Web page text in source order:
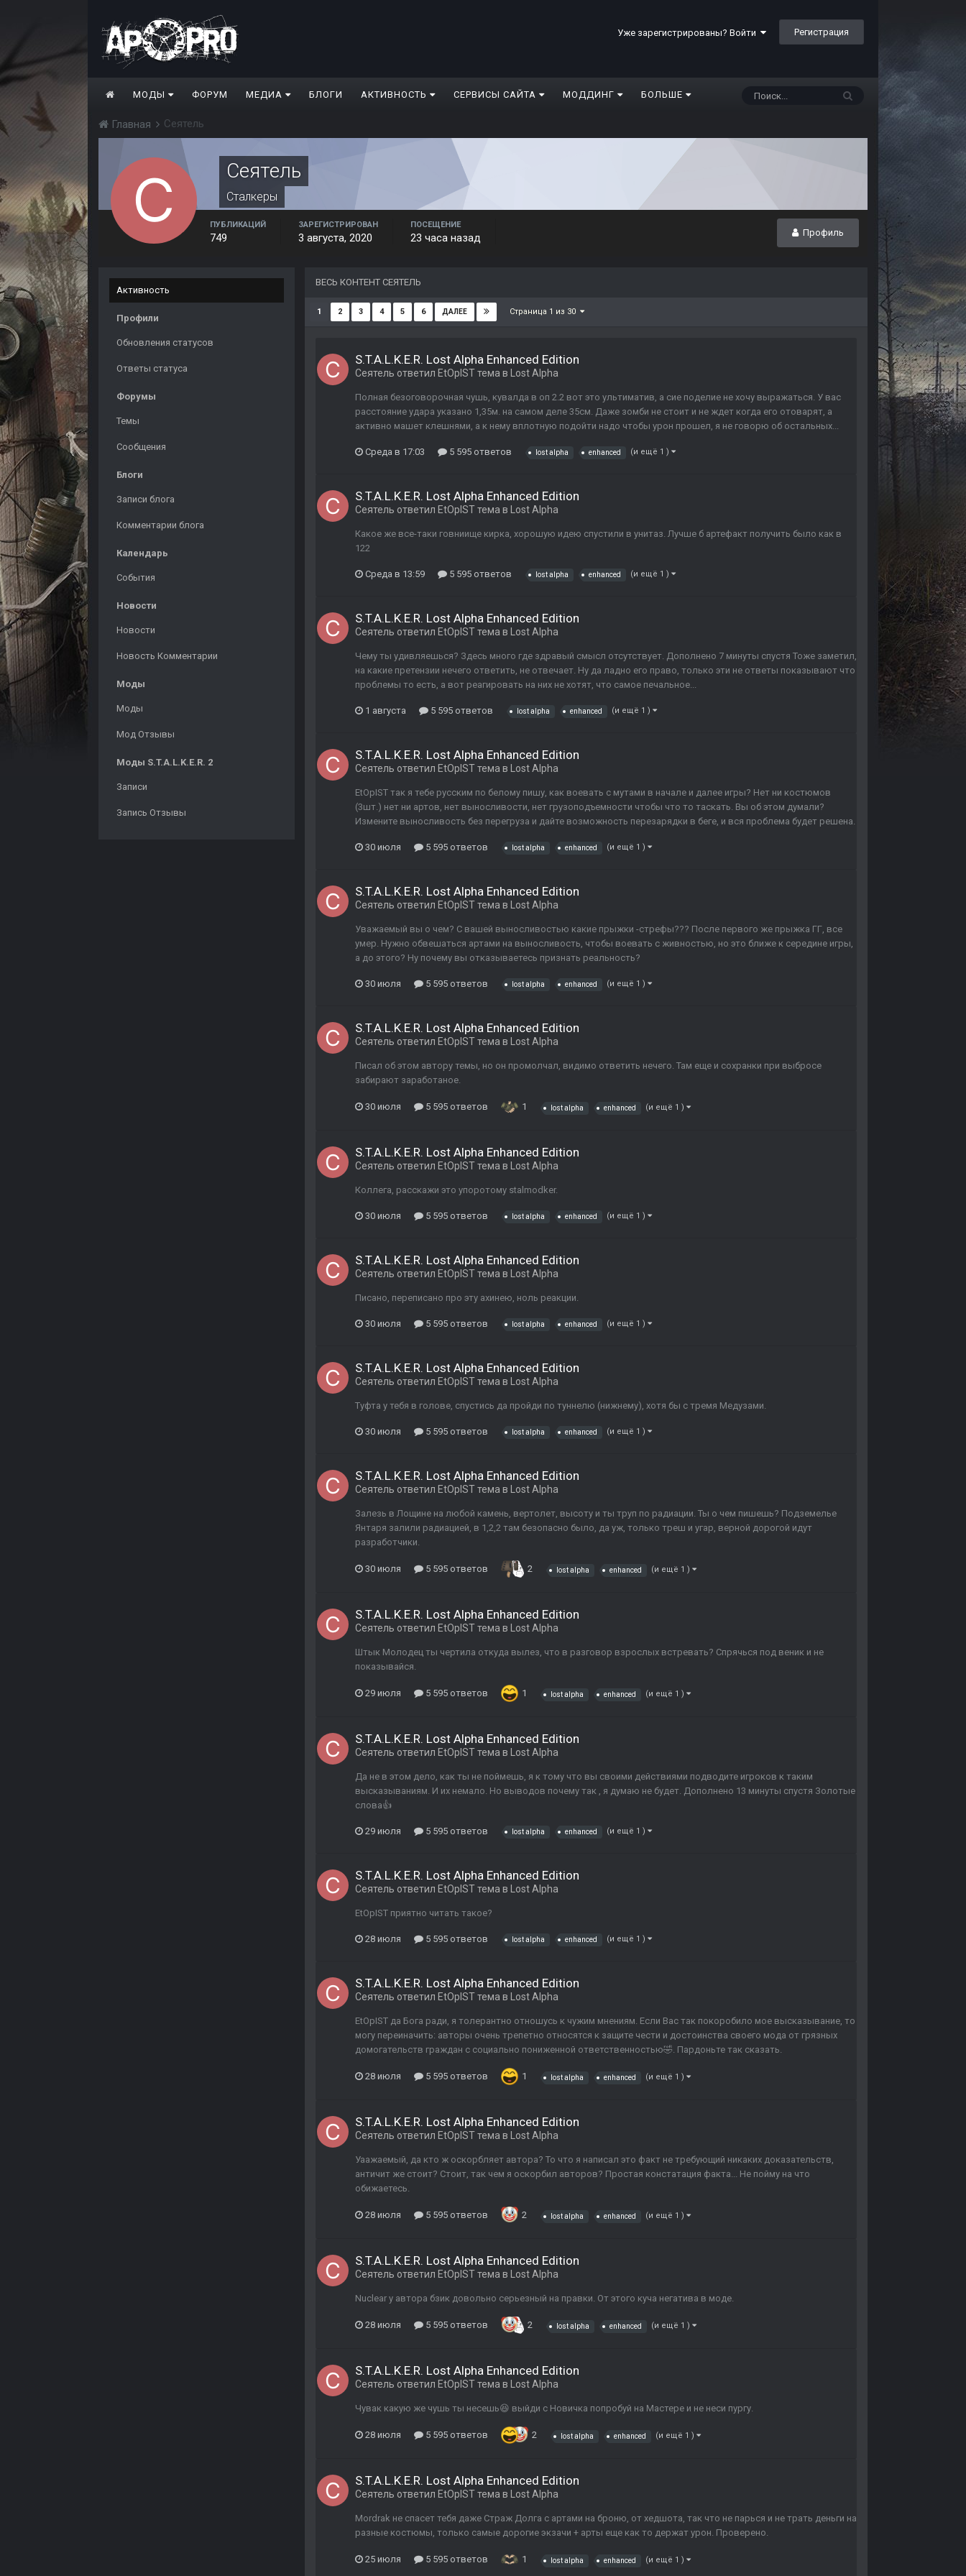
Уже зарегистрированы? Войти Регистрация
МОДЫ ФОРУМ МЕДИА БЛОГИ АКТИВНОСТЬ СЕРВИСЫ САЙТА МОДДИНГ БОЛЬШЕ
Главная Сеятель
Сеятель
Сталкеры
Профиль
ПУБЛИКАЦИЙ
749
ЗАРЕГИСТРИРОВАН
3 августа, 2020
ПОСЕЩЕНИЕ
23 часа назад
Активность
Профили
Обновления статусов
Ответы статуса
Форумы
Темы
Сообщения
Блоги
Записи блога
Комментарии блога
Календарь
События
Новости
Новости
Новость Комментарии
Моды
Моды
Мод Отзывы
Моды S.T.A.L.K.E.R. 2
Записи
Запись Отзывы
ВЕСЬ КОНТЕНТ СЕЯТЕЛЬ
1 2 3 4 5 6 ДАЛЕЕ Страница 1 из 30
S.T.A.L.K.E.R. Lost Alpha Enhanced Edition
Сеятель ответил EtOpISTтема в Lost Alpha
Полная безоговорочная чушь, кувалда в оп 2.2 вот это ультиматив, а сие поделие не хочу выражаться. У вас
расстояние удара указано 1,35м. на самом деле 35см. Даже зомби не стоит и не ждет когда его отоварят, а
активно машет клешнями, а к нему вплотную подойти надо чтобы урон прошел, я не говорю об остальных...
Среда в 17:03 5 595 ответов lost alpha enhanced (и ещё 1 )
S.T.A.L.K.E.R. Lost Alpha Enhanced Edition
Сеятель ответил EtOpISTтема в Lost Alpha
Какое же все-таки говниище кирка, хорошую идею спустили в унитаз. Лучше б артефакт получить было как в
122
Среда в 13:59 5 595 ответов lost alpha enhanced (и ещё 1 )
S.T.A.L.K.E.R. Lost Alpha Enhanced Edition
Сеятель ответил EtOpISTтема в Lost Alpha
Чему ты удивляешься? Здесь много где здравый смысл отсутствует. Дополнено 7 минуты спустя Тоже заметил,
на какие претензии нечего ответить, не отвечает. Ну да ладно его право, только эти не ответы показывают что
проблемы то есть, а вот реагировать на них не хотят, что самое печальное...
1 августа 5 595 ответов lost alpha enhanced (и ещё 1 )
S.T.A.L.K.E.R. Lost Alpha Enhanced Edition
Сеятель ответил EtOpISTтема в Lost Alpha
EtOpIST так я тебе русским по белому пишу, как воевать с мутами в начале и далее игры? Нет ни костюмов
(3шт.) нет ни артов, нет выносливости, нет грузоподъемности чтобы что то таскать. Вы об этом думали?
Измените выносливость без перегруза и дайте возможность перезарядки в беге, и вся проблема будет решена.
30 июля 5 595 ответов lost alpha enhanced (и ещё 1 )
S.T.A.L.K.E.R. Lost Alpha Enhanced Edition
Сеятель ответил EtOpISTтема в Lost Alpha
Уважаемый вы о чем? С вашей выносливостью какие прыжки -стрефы??? После первого же прыжка ГГ, все
умер. Нужно обвешаться артами на выносливость, чтобы воевать с живностью, но это ближе к середине игры,
а до этого? Ну почему вы отказываетесь признать реальность?
30 июля 5 595 ответов lost alpha enhanced (и ещё 1 )
S.T.A.L.K.E.R. Lost Alpha Enhanced Edition
Сеятель ответил EtOpISTтема в Lost Alpha
Писал об этом автору темы, но он промолчал, видимо ответить нечего. Там еще и сохранки при выбросе
забирают заработаное.
30 июля 5 595 ответов 1 lost alpha enhanced (и ещё 1 )
S.T.A.L.K.E.R. Lost Alpha Enhanced Edition
Сеятель ответил EtOpISTтема в Lost Alpha
Коллега, расскажи это упоротому stalmodker.
30 июля 5 595 ответов lost alpha enhanced (и ещё 1 )
S.T.A.L.K.E.R. Lost Alpha Enhanced Edition
Сеятель ответил EtOpISTтема в Lost Alpha
Писано, переписано про эту ахинею, ноль реакции.
30 июля 5 595 ответов lost alpha enhanced (и ещё 1 )
S.T.A.L.K.E.R. Lost Alpha Enhanced Edition
Сеятель ответил EtOpISTтема в Lost Alpha
Туфта у тебя в голове, спустись да пройди по туннелю (нижнему), хотя бы с тремя Медузами.
30 июля 5 595 ответов lost alpha enhanced (и ещё 1 )
S.T.A.L.K.E.R. Lost Alpha Enhanced Edition
Сеятель ответил EtOpISTтема в Lost Alpha
Залезь в Лощине на любой камень, вертолет, высоту и ты труп по радиации. Ты о чем пишешь? Подземелье
Янтаря залили радиацией, в 1,2,2 там безопасно было, да уж, только треш и угар, верной дорогой идут
разработчики.
30 июля 5 595 ответов 2 lost alpha enhanced (и ещё 1 )
S.T.A.L.K.E.R. Lost Alpha Enhanced Edition
Сеятель ответил EtOpISTтема в Lost Alpha
Штык Молодец ты чертила откуда вылез, что в разговор взрослых встревать? Спрячься под веник и не
показывайся.
29 июля 5 595 ответов 1 lost alpha enhanced (и ещё 1 )
S.T.A.L.K.E.R. Lost Alpha Enhanced Edition
Сеятель ответил EtOpISTтема в Lost Alpha
Да не в этом дело, как ты не поймешь, я к тому что вы своими действиями подводите игроков к таким
высказываниям. И их немало. Но выводов почему так , я думаю не будет. Дополнено 13 минуты спустя Золотые
слова👍
29 июля 5 595 ответов lost alpha enhanced (и ещё 1 )
S.T.A.L.K.E.R. Lost Alpha Enhanced Edition
Сеятель ответил EtOpISTтема в Lost Alpha
EtOpIST приятно читать такое?
28 июля 5 595 ответов lost alpha enhanced (и ещё 1 )
S.T.A.L.K.E.R. Lost Alpha Enhanced Edition
Сеятель ответил EtOpISTтема в Lost Alpha
EtOpIST да Бога ради, я толерантно отношусь к чужим мнениям. Если Вас так покоробило мое высказывание, то
могу переиначить: авторы очень трепетно относятся к защите чести и достоинства своего мода от грязных
домогательств граждан с социально пониженной ответственностью🤣. Пардоньте так сказать.
28 июля 5 595 ответов 1 lost alpha enhanced (и ещё 1 )
S.T.A.L.K.E.R. Lost Alpha Enhanced Edition
Сеятель ответил EtOpISTтема в Lost Alpha
Уаажаемый, да кто ж оскорбляет автора? То что я написал это факт не требующий никаких доказательств,
античит же стоит? Стоит, так чем я оскорбил авторов? Простая констатация факта... Не пойму на что
обижаетесь.
28 июля 5 595 ответов 2 lost alpha enhanced (и ещё 1 )
S.T.A.L.K.E.R. Lost Alpha Enhanced Edition
Сеятель ответил EtOpISTтема в Lost Alpha
Nuclear у автора бзик довольно серьезный на правки. От этого куча негатива в моде.
28 июля 5 595 ответов 2 lost alpha enhanced (и ещё 1 )
S.T.A.L.K.E.R. Lost Alpha Enhanced Edition
Сеятель ответил EtOpISTтема в Lost Alpha
Чувак какую же чушь ты несешь😆 выйди с Новичка попробуй на Мастере и не неси пургу.
28 июля 5 595 ответов 2 lost alpha enhanced (и ещё 1 )
S.T.A.L.K.E.R. Lost Alpha Enhanced Edition
Сеятель ответил EtOpISTтема в Lost Alpha
Mordrak не спасет тебя даже Страж Долга с артами на броню, от хедшота, так что не парься и не трать деньги на
разные костюмы, только самые дорогие экзачи + арты еще как то держат урон. Проверено.
25 июля 5 595 ответов 1 lost alpha enhanced (и ещё 1 )